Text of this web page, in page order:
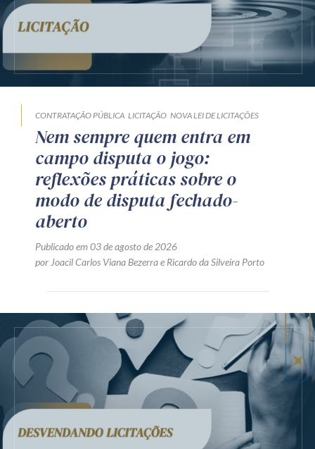
CONTRATAÇÃO PÚBLICA LICITAÇÃO NOVA LEI DE LICITAÇÕES
Nem sempre quem entra em
campo disputa o jogo:
reflexões práticas sobre o
modo de disputa fechado-
aberto
Publicado em 03 de agosto de 2026
por Joacil Carlos Viana Bezerrae Ricardo da Silveira Porto